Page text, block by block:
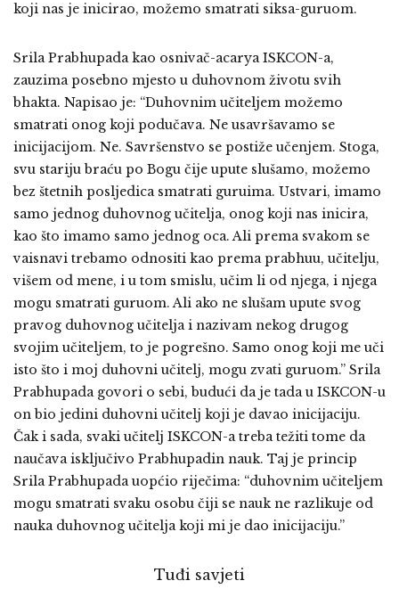
koji nas je inicirao, možemo smatrati siksa-guruom.
Srila Prabhupada kao osnivač-acarya ISKCON-a,
zauzima posebno mjesto u duhovnom životu svih
bhakta. Napisao je: “Duhovnim učiteljem možemo
smatrati onog koji podučava. Ne usavršavamo se
inicijacijom. Ne. Savršenstvo se postiže učenjem. Stoga,
svu stariju braću po Bogu čije upute slušamo, možemo
bez štetnih posljedica smatrati guruima. Ustvari, imamo
samo jednog duhovnog učitelja, onog koji nas inicira,
kao što imamo samo jednog oca. Ali prema svakom se
vaisnavi trebamo odnositi kao prema prabhuu, učitelju,
višem od mene, i u tom smislu, učim li od njega, i njega
mogu smatrati guruom. Ali ako ne slušam upute svog
pravog duhovnog učitelja i nazivam nekog drugog
svojim učiteljem, to je pogrešno. Samo onog koji me uči
isto što i moj duhovni učitelj, mogu zvati guruom.” Srila
Prabhupada govori o sebi, budući da je tada u ISKCON-u
on bio jedini duhovni učitelj koji je davao inicijaciju.
Čak i sada, svaki učitelj ISKCON-a treba težiti tome da
naučava isključivo Prabhupadin nauk. Taj je princip
Srila Prabhupada uopćio riječima: “duhovnim učiteljem
mogu smatrati svaku osobu čiji se nauk ne razlikuje od
nauka duhovnog učitelja koji mi je dao inicijaciju.”
Tuđi savjeti